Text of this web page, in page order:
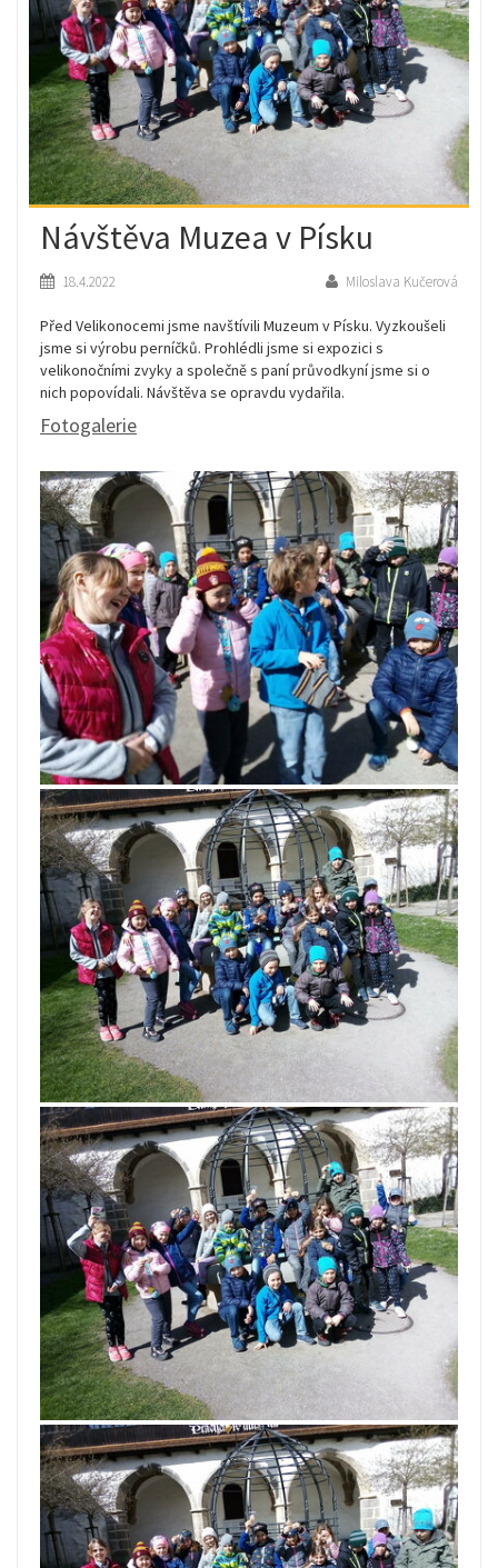
Návštěva Muzea v Písku
Miloslava Kučerová
18.4.2022
Před Velikonocemi jsme navštívili Muzeum v Písku. Vyzkoušeli
jsme si výrobu perníčků. Prohlédli jsme si expozici s
velikonočními zvyky a společně s paní průvodkyní jsme si o
nich popovídali. Návštěva se opravdu vydařila.
Fotogalerie